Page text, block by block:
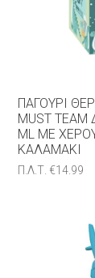
ΠΑΓΟΎΡΙ
MUST
ML ΜΕ
ΚΑΛΑΜΆΚΙ
Π.Λ.Τ. €14.99